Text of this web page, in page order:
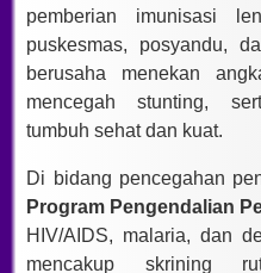
pemberian imunisasi
puskesmas, posyandu,
berusaha menekan
mencegah stunting,
tumbuh sehat dan kuat.
Di bidang pencegahan
Program Pengendalian
HIV/AIDS, malaria, dan
mencakup skrining